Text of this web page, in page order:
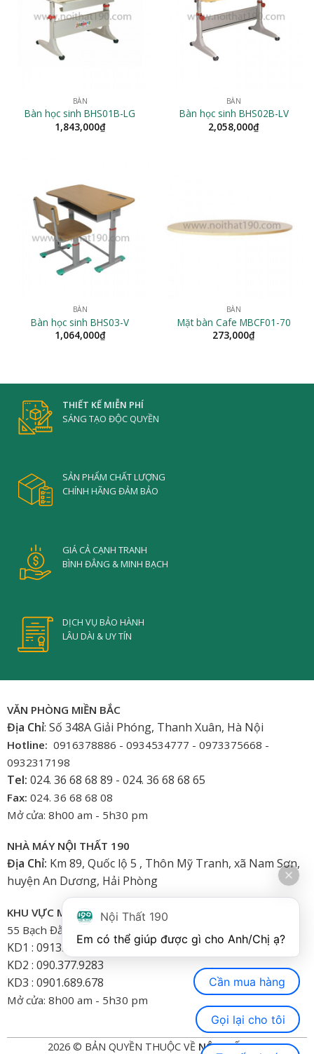
BÀN
Bàn học sinh BHS01B-LG
1,843,000₫
BÀN
Bàn học sinh BHS02B-LV
2,058,000₫
BÀN
Bàn học sinh BHS03-V
1,064,000₫
BÀN
Mặt bàn Cafe MBCF01-70
273,000₫
THIẾT KẾ MIỄN PHÍ
SÁNG TẠO ĐỘC QUYỀN
SẢN PHẨM CHẤT LƯỢNG
CHÍNH HÃNG ĐẢM BẢO
GIÁ CẢ CẠNH TRANH
BÌNH ĐẲNG & MINH BẠCH
DỊCH VỤ BẢO HÀNH
LÂU DÀI & UY TÍN
VĂN PHÒNG MIỀN BẮC
Địa Chỉ: Số 348A Giải Phóng, Thanh Xuân, Hà Nội
Hotline: 0916378886 - 0934534777 - 0973375668 -
0932317198
Tel: 024. 36 68 68 89 - 024. 36 68 68 65
Fax: 024. 36 68 68 08
Mở cửa: 8h00 am - 5h30 pm
NHÀ MÁY NỘI THẤT 190
Địa Chỉ: Km 89, Quốc lộ 5 , Thôn Mỹ Tranh, xã Nam Sơn,
huyện An Dương, Hải Phòng
KHU VỰC MIỀN NAM
55 Bạch Đằng, Phường 15, Bình Thạnh-HCM
KD1 : 0913.922.926
KD2 : 090.377.9283
KD3 : 0901.689.678
Mở cửa: 8h00 am - 5h30 pm
2026 © BẢN QUYỀN THUỘC VỀ NỘI THẤT 190
Nội Thất 190
Cần mua hàng
Gọi lại cho tôi